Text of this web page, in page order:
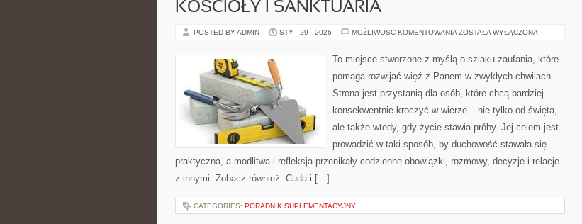
KOŚCIOŁY I SANKTUARIA
POSTED BY ADMIN STY - 29 - 2026 MOŻLIWOŚĆ KOMENTOWANIA KOŚCIOŁY
ZOSTAŁA WYŁĄCZONA
To miejsce stworzone z myślą o szlaku zaufania, które
pomaga rozwijać więź z Panem w zwykłych chwilach.
Strona jest przystanią dla osób, które chcą bardziej
konsekwentnie kroczyć w wierze – nie tylko od święta,
ale także wtedy, gdy życie stawia próby. Jej celem jest
prowadzić w taki sposób, by duchowość stawała się
praktyczna, a modlitwa i refleksja przenikały codzienne obowiązki, rozmowy, decyzje i relacje
z innymi. Zobacz również: Cuda i […]
CATEGORIES: PORADNIK SUPLEMENTACYJNY